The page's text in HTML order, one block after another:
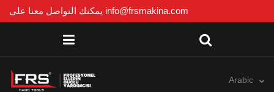
info@frsmakina.com
Arabic